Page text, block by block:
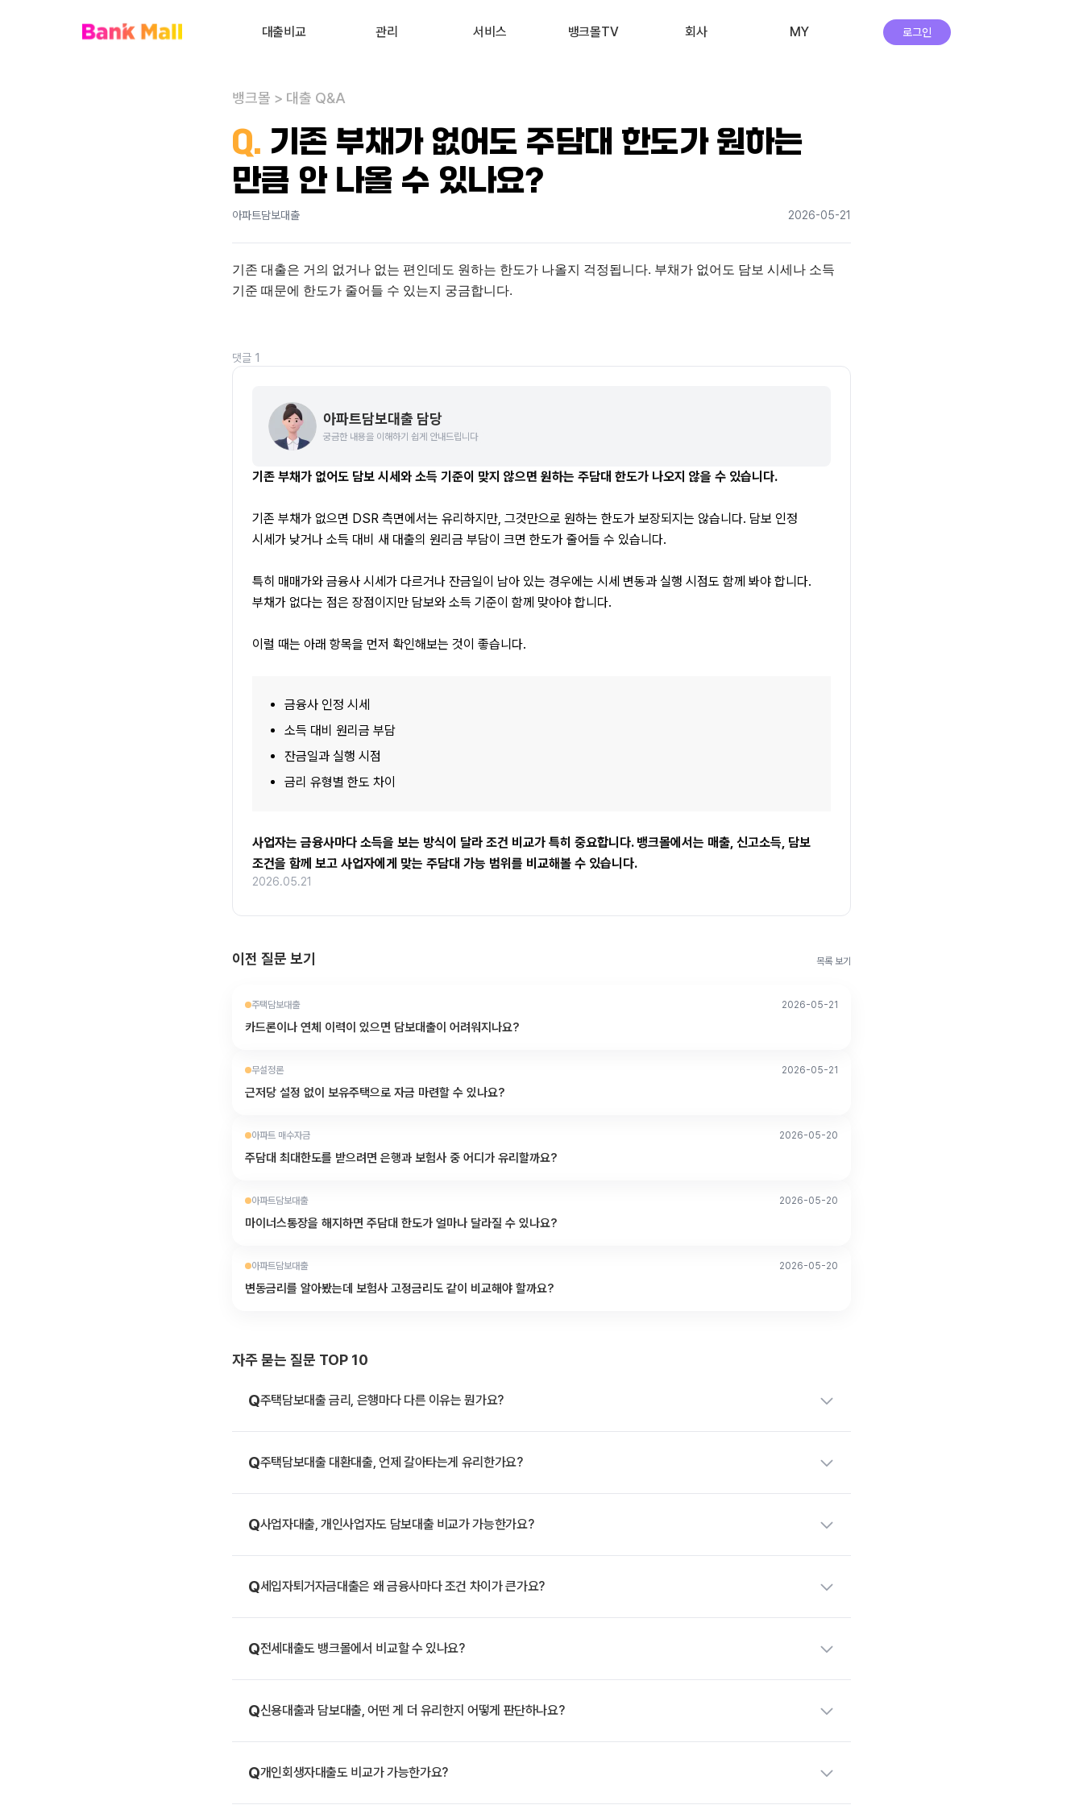
대출비교 관리 서비스 뱅크몰TV 회사 MY
대출상담사 찾기
사업자대출
전세대출
신용대출
개인회생자대출
내 대출 관리
내 부동산 관리
투자 상품비교 고객 후기 자주하는 질문
실시간 상담
로그인
뱅크몰 > 대출 Q&A
Q. 기존 부채가 없어도 주담대 한도가 원하는
만큼 안 나올 수 있나요?
아파트담보대출 2026-05-21
기존 대출은 거의 없거나 없는 편인데도 원하는 한도가 나올지 걱정됩니다. 부채가 없어도 담보 시세나 소득
기준 때문에 한도가 줄어들 수 있는지 궁금합니다.
댓글 1
아파트담보대출 담당
궁금한 내용을 이해하기 쉽게 안내드립니다
기존 부채가 없어도 담보 시세와 소득 기준이 맞지 않으면 원하는 주담대 한도가 나오지 않을 수 있습니다.
기존 부채가 없으면 DSR 측면에서는 유리하지만, 그것만으로 원하는 한도가 보장되지는 않습니다. 담보 인정
시세가 낮거나 소득 대비 새 대출의 원리금 부담이 크면 한도가 줄어들 수 있습니다.
특히 매매가와 금융사 시세가 다르거나 잔금일이 남아 있는 경우에는 시세 변동과 실행 시점도 함께 봐야 합니다.
부채가 없다는 점은 장점이지만 담보와 소득 기준이 함께 맞아야 합니다.
이럴 때는 아래 항목을 먼저 확인해보는 것이 좋습니다.
금융사 인정 시세
소득 대비 원리금 부담
잔금일과 실행 시점
금리 유형별 한도 차이
사업자는 금융사마다 소득을 보는 방식이 달라 조건 비교가 특히 중요합니다. 뱅크몰에서는 매출, 신고소득, 담보
조건을 함께 보고 사업자에게 맞는 주담대 가능 범위를 비교해볼 수 있습니다.
2026.05.21
이전 질문 보기 목록 보기
주택담보대출 2026-05-21
카드론이나 연체 이력이 있으면 담보대출이 어려워지나요?
무설정론 2026-05-21
근저당 설정 없이 보유주택으로 자금 마련할 수 있나요?
아파트 매수자금 2026-05-20
주담대 최대한도를 받으려면 은행과 보험사 중 어디가 유리할까요?
아파트담보대출 2026-05-20
마이너스통장을 해지하면 주담대 한도가 얼마나 달라질 수 있나요?
아파트담보대출 2026-05-20
변동금리를 알아봤는데 보험사 고정금리도 같이 비교해야 할까요?
자주 묻는 질문 TOP 10
Q주택담보대출 금리, 은행마다 다른 이유는 뭔가요?
Q주택담보대출 대환대출, 언제 갈아타는게 유리한가요?
Q사업자대출, 개인사업자도 담보대출 비교가 가능한가요?
Q세입자퇴거자금대출은 왜 금융사마다 조건 차이가 큰가요?
Q전세대출도 뱅크몰에서 비교할 수 있나요?
Q신용대출과 담보대출, 어떤 게 더 유리한지 어떻게 판단하나요?
Q개인회생자대출도 비교가 가능한가요?